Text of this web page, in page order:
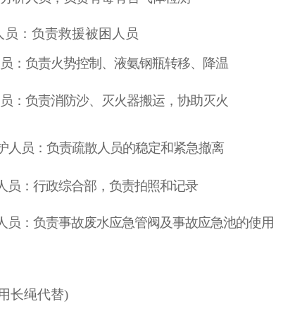
员：负责救援被困人员
：负责火势控制、液氨钢瓶转移、降温
：负责消防沙、灭火器搬运，协助灭火
人员：负责疏散人员的稳定和紧急撤离
员：行政综合部，负责拍照和记录
员：负责事故废水应急管阀及事故应急池的使用
长绳代替)